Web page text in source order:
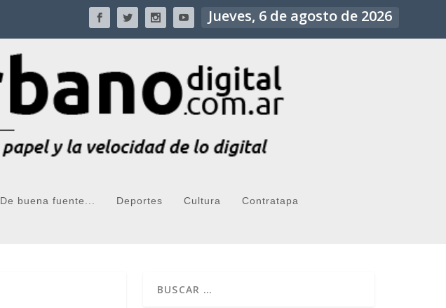
Jueves, 6 de agosto de 2026
De buena fuente... Deportes Cultura Contratapa